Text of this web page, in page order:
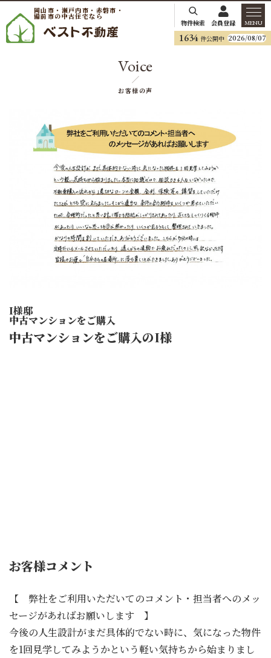
岡山市・瀬戸内市・赤磐市・
備前市の中古住宅なら
物件検索 会員登録 MENU
1634 件公開中 2026/08/07
Voice
お客様の声
I様邸
中古マンションをご購入
中古マンションをご購入のI様
お客様コメント
【 弊社をご利用いただいてのコメント・担当者へのメッ
セージがあればお願いします 】
今後の人生設計がまだ具体的でない時に、気になった物件
を1回見学してみようかという軽い気持ちから始まりまし